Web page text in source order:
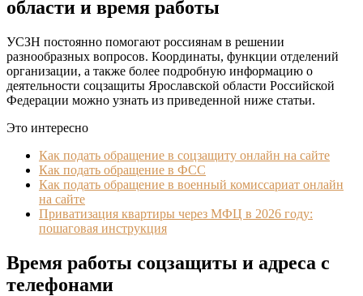
области и время работы
УСЗН постоянно помогают россиянам в решении
разнообразных вопросов. Координаты, функции отделений
организации, а также более подробную информацию о
деятельности соцзащиты Ярославской области Российской
Федерации можно узнать из приведенной ниже статьи.
Это интересно
Как подать обращение в соцзащиту онлайн на сайте
Как подать обращение в ФСС
Как подать обращение в военный комиссариат онлайн
на сайте
Приватизация квартиры через МФЦ в 2026 году:
пошаговая инструкция
Время работы соцзащиты и адреса с
телефонами